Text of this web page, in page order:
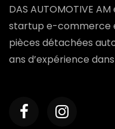
DAS AUTOMOTIVE
startup e-commerce
pièces détachées
ans d’expérience